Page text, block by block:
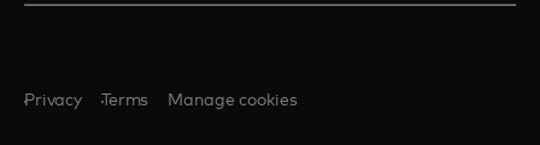
Privacy Terms Manage cookies